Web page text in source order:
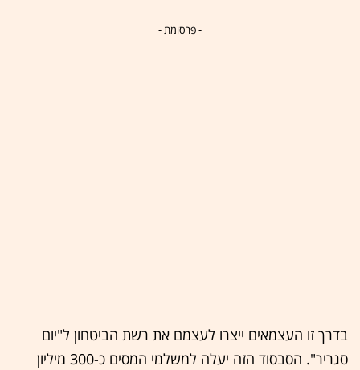
- פרסומת -
בדרך זו העצמאים ייצרו לעצמם את רשת הביטחון ל"יום
סגריר". הסבסוד הזה יעלה למשלמי המסים כ-300 מיליון